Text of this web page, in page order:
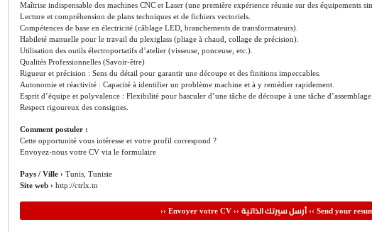
Maîtrise indispensable des machines CNC et Laser (une première expérience réussie sur des équipements
Lecture et compréhension de plans techniques et de fichiers vectoriels.
Compétences de base en électricité (câblage LED, branchements de transformateurs).
Habileté manuelle pour le travail du plexiglass (pliage à chaud, collage de précision).
Utilisation des outils électroportatifs d’atelier (visseuse, ponceuse, etc.).
Qualités Professionnelles (Savoir-être)
Rigueur et précision : Sens du détail pour garantir une découpe et des finitions impeccables.
Autonomie et réactivité : Capacité à identifier un problème machine et à y remédier rapidement.
Esprit d’équipe et polyvalence : Flexibilité pour basculer d’une tâche de découpe à une tâche d’assemblage
Respect rigoureux des consignes.
Comment postuler :
Cette opportunité vous intéresse et votre profil correspond ?
Envoyez-nous votre CV via le formulaire
Pays / Ville › Tunis, Tunisie
Site web › http://ctrlx.tn
›› Envoyer votre CV ›› أرسل سيرتك الذاتية‹‹ Send your